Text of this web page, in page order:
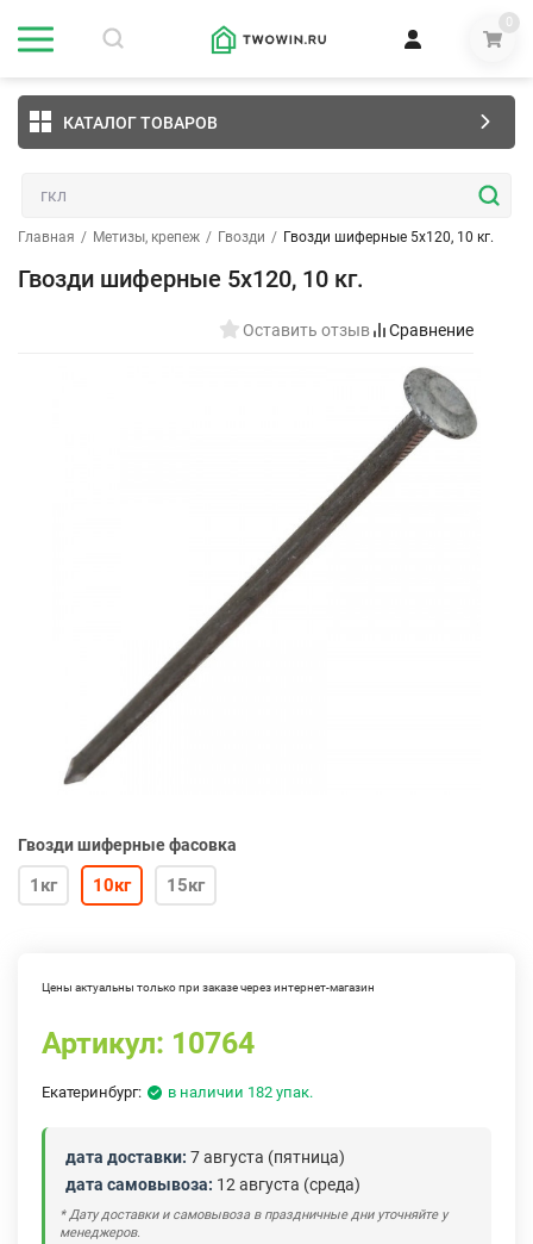
0
КАТАЛОГ ТОВАРОВ
Главная / Метизы, крепеж / Гвозди / Гвозди шиферные 5х120, 10 кг.
Гвозди шиферные 5х120, 10 кг.
Оставить отзыв Сравнение
Гвозди шиферные фасовка
1кг 10кг 15кг
Цены актуальны только при заказе через интернет-магазин
Артикул: 10764
Екатеринбург: в наличии 182 упак.
дата доставки: 7 августа (пятница)
дата самовывоза: 12 августа (среда)
* Дату доставки и самовывоза в праздничные дни уточняйте у
менеджеров.